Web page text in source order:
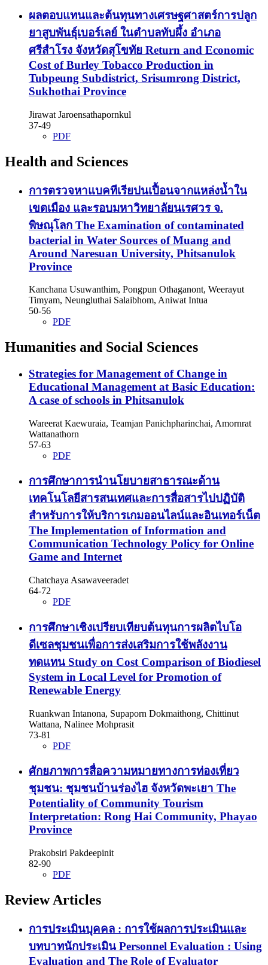
ผลตอบแทนและต้นทุนทางเศรษฐศาสตร์การปลูก
ยาสูบพันธุ์เบอร์เลย์ ในตำบลทับผึ้ง อำเภอ
ศรีสำโรง จังหวัดสุโขทัย Return and Economic
Cost of Burley Tobacco Production in
Tubpeung Subdistrict, Srisumrong District,
Sukhothai Province
Jirawat Jaroensathapornkul
37-49
PDF
Health and Sciences
การตรวจหาแบคทีเรียปนเปื้อนจากแหล่งน้ำใน
เขตเมือง และรอบมหาวิทยาลัยนเรศวร จ.
พิษณุโลก The Examination of contaminated
bacterial in Water Sources of Muang and
Around Naresuan University, Phitsanulok
Province
Kanchana Usuwanthim, Pongpun Othaganont, Weerayut
Timyam, Neungluthai Salaibhom, Aniwat Intua
50-56
PDF
Humanities and Social Sciences
Strategies for Management of Change in
Educational Management at Basic Education:
A case of schools in Phitsanulok
Wareerat Kaewuraia, Teamjan Panichpharinchai, Amornrat
Wattanathorn
57-63
PDF
การศึกษาการนำนโยบายสาธารณะด้าน
เทคโนโลยีสารสนเทศและการสื่อสารไปปฏิบัติ
สำหรับการให้บริการเกมออนไลน์และอินเทอร์เน็ต
The Implementation of Information and
Communication Technology Policy for Online
Game and Internet
Chatchaya Asawaveeradet
64-72
PDF
การศึกษาเชิงเปรียบเทียบต้นทุนการผลิตไบโอ
ดีเซลชุมชนเพื่อการส่งเสริมการใช้พลังงาน
ทดแทน Study on Cost Comparison of Biodiesel
System in Local Level for Promotion of
Renewable Energy
Ruankwan Intanona, Supaporn Dokmaithong, Chittinut
Wattana, Nalinee Mohprasit
73-81
PDF
ศักยภาพการสื่อความหมายทางการท่องเที่ยว
ชุมชน: ชุมชนบ้านร่องไฮ จังหวัดพะเยา The
Potentiality of Community Tourism
Interpretation: Rong Hai Community, Phayao
Province
Prakobsiri Pakdeepinit
82-90
PDF
Review Articles
การประเมินบุคคล : การใช้ผลการประเมินและ
บทบาทนักประเมิน Personnel Evaluation : Using
Evaluation and The Role of Evaluator